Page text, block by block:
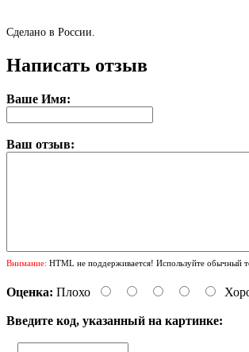
Сделано в России.
Написать отзыв
Ваше Имя:
Ваш отзыв:
Внимание: HTML не поддерживается! Используйте обычный
Оценка: Плохо
Введите код, указанный на картинке: